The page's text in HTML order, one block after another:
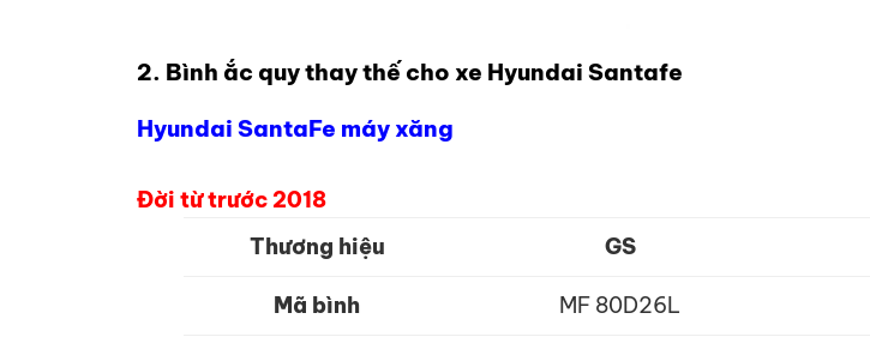
2. Bình ắc quy thay thế cho xe Hyundai Santafe
Hyundai SantaFe máy xăng
Đời từ trước 2018
Thương hiệu
GS
Mã bình MF 80D26L